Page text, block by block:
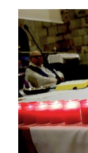
View
Larger
Image